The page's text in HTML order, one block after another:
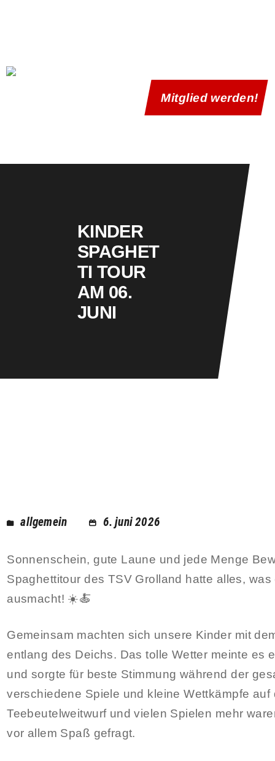
Mitglied werden!
KINDER
SPAGHET
TI TOUR
AM 06.
JUNI
News
allgemein 6. juni 2026
Sonnenschein, gute Laune und jede Menge
Spaghettitour des TSV Grolland hatte alles,
ausmacht! ☀️🍝
Gemeinsam machten sich unsere Kinder mit
entlang des Deichs. Das tolle Wetter meinte es
und sorgte für beste Stimmung während der
verschiedene Spiele und kleine Wettkämpfe
Teebeutelweitwurf und vielen Spielen mehr
vor allem Spaß gefragt.